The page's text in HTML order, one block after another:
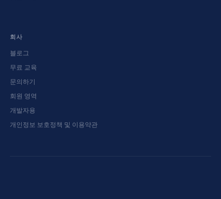
회사
블로그
무료 교육
문의하기
회원 영역
개발자용
개인정보 보호정책 및 이용약관